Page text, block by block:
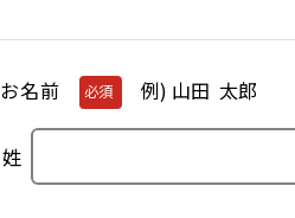
お名前 必須 例) 山田 太郎
姓